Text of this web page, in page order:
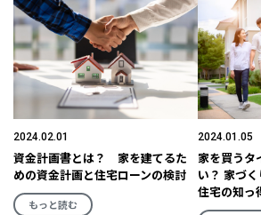
2024.02.01
資金計画書とは？ 家を建てるた
めの資金計画と住宅ローンの検討
もっと読む
2024.01.05
家を買うタ
い？ 家づ
住宅の知っ